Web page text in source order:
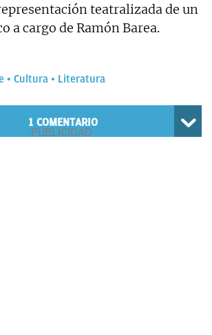
teatralizada de un
a cargo de Ramón Barea.
Cultura Literatura
1 COMENTARIO